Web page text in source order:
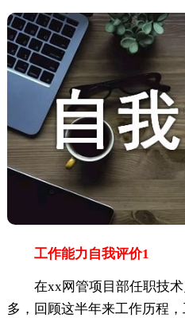
工作能力自我评价1
在xx网管项目部任职技术
多，回顾这半年来工作历程